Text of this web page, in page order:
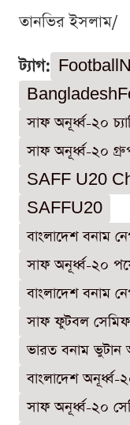
তানভির ইসলাম/
ট্যাগ:
সাফ অনূর্ধ্ব-২০
সাফ অনূর্ধ্ব-২০
SAFF U20
SAFFU20
বাংলাদেশ বনাম
সাফ অনূর্ধ্ব-২০
বাংলাদেশ বনাম
সাফ ফুটবল
ভারত বনাম ভুটান
বাংলাদেশ
সাফ অনূর্ধ্ব-২০